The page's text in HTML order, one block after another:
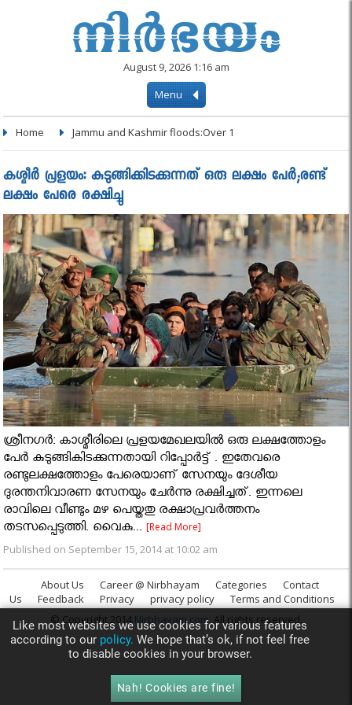
August 9, 2026 1:16 am
Menu
Home Jammu and Kashmir floods:Over 1
കശ്മീര്‍ പ്രളയം: കുടുങ്ങിക്കിടക്കുന്നത് ഒരു ലക്ഷം പേര്‍;രണ്ട്
ലക്ഷം പേരെ രക്ഷിച്ചു
ശ്രീനഗര്‍: കാശ്മീരിലെ പ്രളയമേഖലയിൽ ഒരു ലക്ഷത്തോളം
പേര്‍ കുടുങ്ങികിടക്കുന്നതായി റിപ്പോർട്ട് . ഇതേവരെ
രണ്ടുലക്ഷത്തോളം പേരെയാണ് സേനയും ദേശീയ
ദുരന്തനിവാരണ സേനയും ചേര്‍ന്നു രക്ഷിച്ചത്. ഇന്നലെ
രാവിലെ വീണ്ടും മഴ പെയ്തതു രക്ഷാപ്രവര്‍ത്തനം
തടസപ്പെടുത്തി. വൈകു...[Read More]
Published on September 15, 2014 at 10:02 am
About Us Career @ Nirbhayam Categories
Contact
Us
Feedback Privacy privacy policy
Terms and Conditions
© Copyright 2014 Nirbhayam.com. All rights reserved.
Like most websites we use cookies for various features
according to our policy. We hope that’s ok, if not feel free
to disable cookies in your browser.
Nah! Cookies are fine!